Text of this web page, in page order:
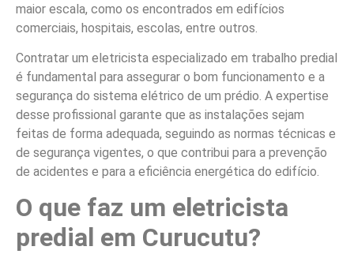
maior escala, como os encontrados em edifícios
comerciais, hospitais, escolas, entre outros.
Contratar um eletricista especializado em trabalho predial
é fundamental para assegurar o bom funcionamento e a
segurança do sistema elétrico de um prédio. A expertise
desse profissional garante que as instalações sejam
feitas de forma adequada, seguindo as normas técnicas e
de segurança vigentes, o que contribui para a prevenção
de acidentes e para a eficiência energética do edifício.
O que faz um eletricista
predial em Curucutu?